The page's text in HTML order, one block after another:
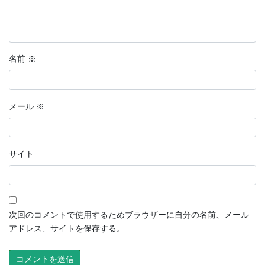
名前 ※
メール ※
サイト
次回のコメントで使用するためブラウザーに自分の名前、メール
アドレス、サイトを保存する。